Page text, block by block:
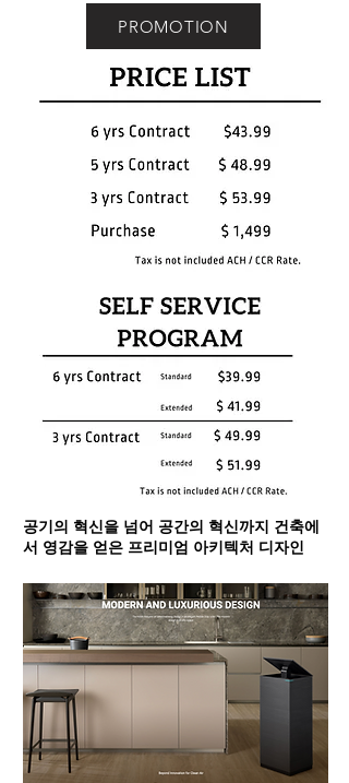
PROMOTION
공기의 혁신을 넘어 공간의 혁신까지 건축에
서 영감을 얻은 프리미엄 아키텍처 디자인